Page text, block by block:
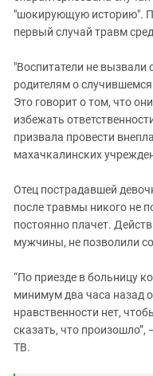
"шокирующую историю".
первый случай травм
"Воспитатели не
родителям о
Это говорит о том, что
избежать
призвала провести
махачкалинских
Отец пострадавшей
после травмы никого не
постоянно плачет.
мужчины, не позволили
“По приезде в больницу
минимум два часа назад
нравственности нет,
сказать, что произошло”,
ТВ.